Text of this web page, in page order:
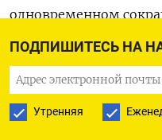
ПОДПИШИТЕСЬ НА
Утренняя
одновременном
преддверии
прибыль компаний из
2,9% по сравнению
годом ранее,